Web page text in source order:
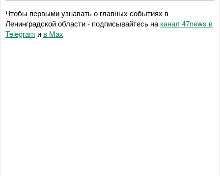
Чтобы первыми узнавать о главных событиях в
Ленинградской области - подписывайтесь на канал 47news в
Telegram и в Maх